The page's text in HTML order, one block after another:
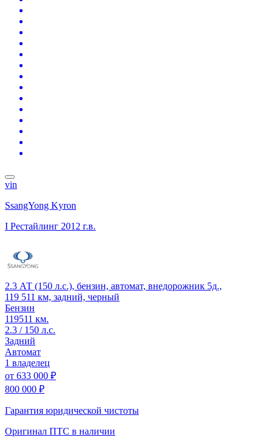
vin
SsangYong Kyron
I Рестайлинг 2012 г.в.
2.3 АТ (150 л.с.), бензин, автомат, внедорожник 5д.,
119 511 км, задний, черный
Бензин
119511 км.
2.3 / 150 л.с.
Задний
Автомат
1 владелец
от 633 000 ₽
800 000 ₽
Гарантия юридической чистоты
Оригинал ПТС в наличии